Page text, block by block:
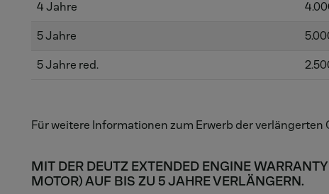
4 Jahre
5 Jahre
5 Jahre red.
Für weitere Informationen zum Erwerb der
MIT DER DEUTZ EXTENDED ENGINE
MOTOR) AUF BIS ZU 5 JAHRE VERLÄNGERN.